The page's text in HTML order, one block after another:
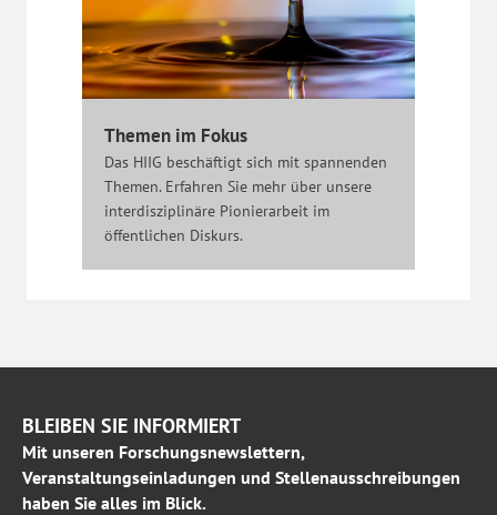
Themen im Fokus
Das HIIG beschäftigt sich mit spannenden
Themen. Erfahren Sie mehr über unsere
interdisziplinäre Pionierarbeit im
öffentlichen Diskurs.
BLEIBEN SIE INFORMIERT
Mit unseren Forschungsnewslettern,
Veranstaltungseinladungen und Stellenausschreibungen
haben Sie alles im Blick.